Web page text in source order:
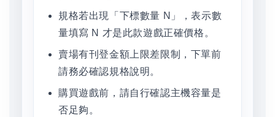
規格若出現「下標數量 N」，表示數
量填寫 N 才是此款遊戲正確價格。
賣場有刊登金額上限差限制，下單前
請務必確認規格說明。
購買遊戲前，請自行確認主機容量是
否足夠。